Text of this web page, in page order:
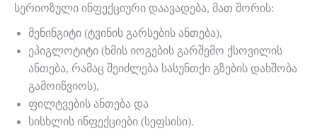
სერიოზული ინფექციური დაავადება, მათ შორის:
მენინგიტი (ტვინის გარსების ანთება),
ეპიგლოტიტი (ხმის იოგების გარშემო ქსოვილის
ანთება, რამაც შეიძლება სასუნთქი გზების დახშობა
გამოიწვიოს),
ფილტვების ანთება და
სისხლის ინფექციები (სეფსისი).